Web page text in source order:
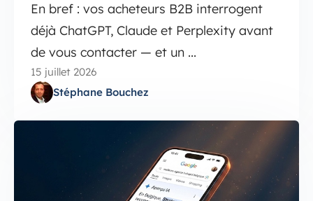
En bref : vos acheteurs B2B interrogent
déjà ChatGPT, Claude et Perplexity avant
de vous contacter — et un ...
15 juillet 2026
Stéphane Bouchez